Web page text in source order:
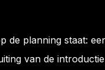
de planning staat:
van de